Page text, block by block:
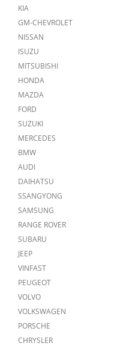
KIA
GM-CHEVROLET
NISSAN
ISUZU
MITSUBISHI
HONDA
MAZDA
FORD
SUZUKI
MERCEDES
BMW
AUDI
DAIHATSU
SSANGYONG
SAMSUNG
RANGE ROVER
SUBARU
JEEP
VINFAST
PEUGEOT
VOLVO
VOLKSWAGEN
PORSCHE
CHRYSLER